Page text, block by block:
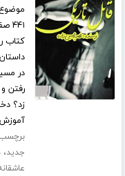
۴۴۱ صفحه
کتاب
در
رفتن
زد؟
جدید،